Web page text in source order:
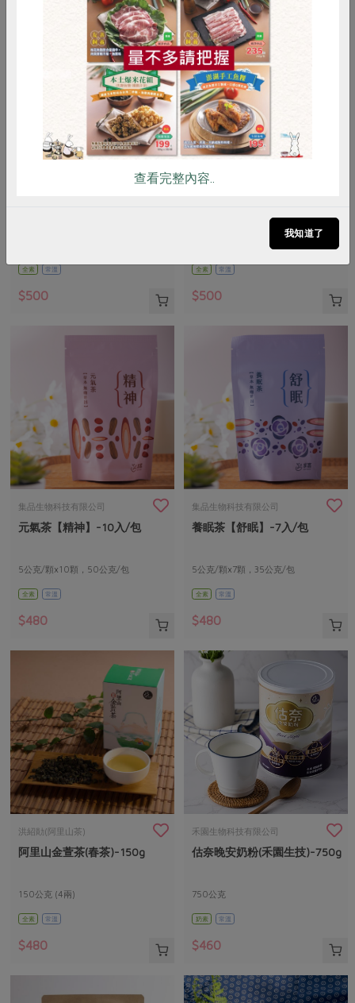
台灣農林股份有限公司日月老茶廠
全素 常溫
$500
洪紹勛(阿里山茶)
全素 常溫
$500
集品生物科技有限公司
元氣茶【精神】-10入/包
5公克/顆x10顆，50公克/包
全素 常溫
$480
集品生物科技有限公司
養眠茶【舒眠】-7入/包
5公克/顆x7顆，35公克/包
全素 常溫
$480
洪紹勛(阿里山茶)
阿里山金萱茶(春茶)-150g
150公克 (4兩)
全素 常溫
$480
禾園生物科技有限公司
估奈晚安奶粉(禾園生技)-750g
750公克
奶素 常溫
$460
RPET 食譜 減硝酸鹽
雞蛋 食安 共同購買
查看完整內容..
我知道了